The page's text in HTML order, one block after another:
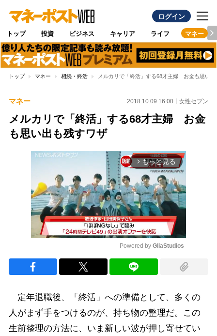
ログイン
トップ 投資 ビジネス キャリア ライフ マネー
トップ マネー 相続・終活 メルカリで「終活」する68才主婦 お金も思い出
マネー 2018.10.09 16:00 女性セブン
メルカリで「終活」する68才主婦 お金
も思い出も残すワザ
arrow_forward_ios もっと見る
Powered by GliaStudios
定年退職後、「終活」への準備として、多くの
人がまず手をつけるのが、持ち物の整理だ。この
生前整理の方法に、いま新しい波が押し寄せてい